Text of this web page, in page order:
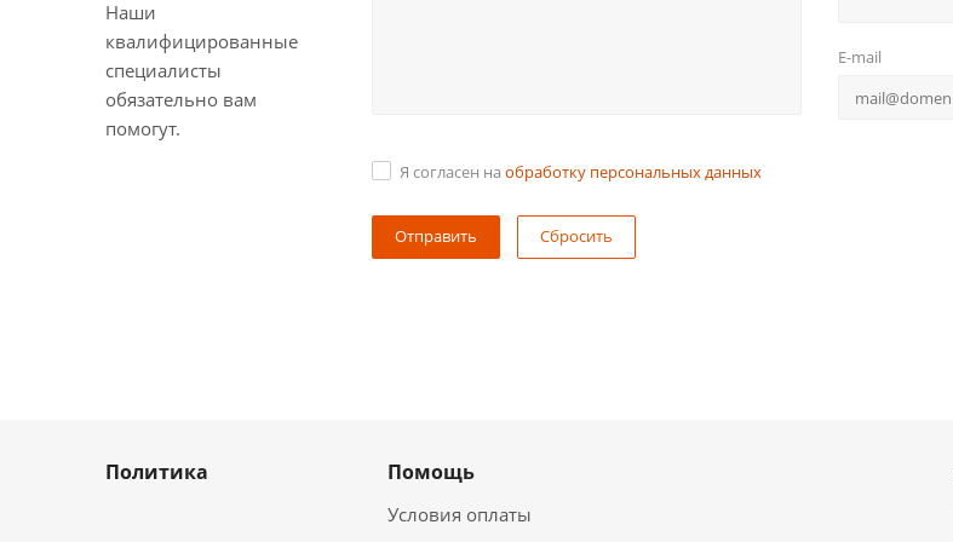
Наши
квалифицированные
специалисты
обязательно вам
помогут.
E-mail
Я согласен на обработку персональных данных
Сбросить
Политика Помощь
Условия оплаты